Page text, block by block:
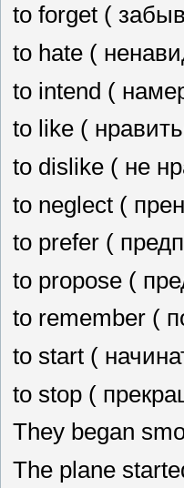
to forget (
to hate (
to intend (
to like (
to dislike ( не
to neglect (
to prefer (
to propose (
to remember (
to start (
to stop (
They began
The plane